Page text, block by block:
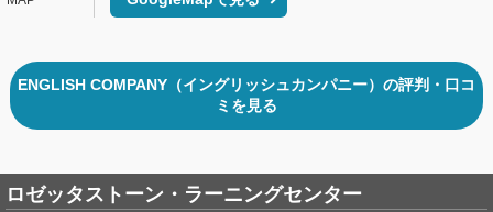
ENGLISH COMPANY（イングリッシュカンパニー）の評判・口コ
ミを見る
ロゼッタストーン・ラーニングセンター